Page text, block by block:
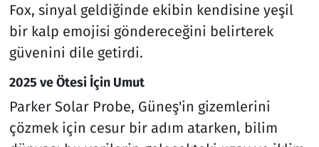
Fox, sinyal geldiğinde ekibin kendisine yeşil
bir kalp emojisi göndereceğini belirterek
güvenini dile getirdi.
2025 ve Ötesi İçin Umut
Parker Solar Probe, Güneş'in gizemlerini
çözmek için cesur bir adım atarken, bilim